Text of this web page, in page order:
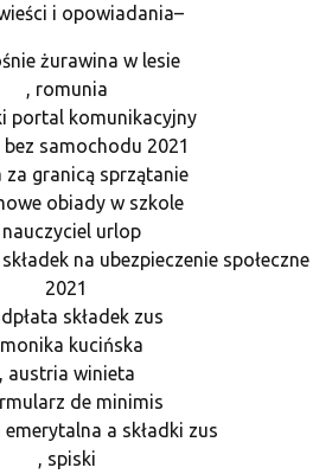
i opowiadania–
żurawina w lesie
, romunia
portal komunikacyjny
bez samochodu 2021
za granicą sprzątanie
obiady w szkole
nauczyciel urlop
na ubezpieczenie społeczne
2021
składek zus
kucińska
, austria winieta
de minimis
a składki zus
, spiski